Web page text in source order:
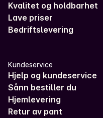
Kvalitet og holdbarhet
Lave priser
Bedriftslevering
Kundeservice
Hjelp og kundeservice
Sånn bestiller du
Hjemlevering
Retur av pant